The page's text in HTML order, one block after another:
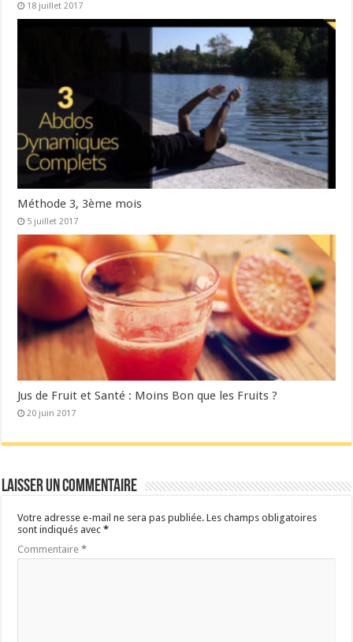
18 juillet 2017
Méthode 3, 3ème mois
5 juillet 2017
Jus de Fruit et Santé : Moins Bon que les Fruits ?
20 juin 2017
Laisser un commentaire
Votre adresse e-mail ne sera pas publiée. Les champs obligatoires
sont indiqués avec*
Commentaire*